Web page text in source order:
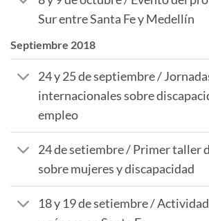
Sur entre Santa Fe y Medellín
Septiembre 2018
24 y 25 de septiembre /
internacionales sobre
empleo
24 de setiembre / Primer taller
sobre mujeres y discapacidad
18 y 19 de setiembre /